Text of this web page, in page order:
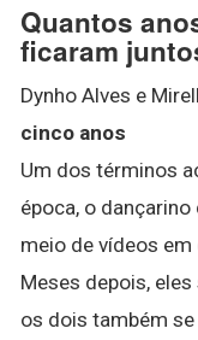
Quantos
ficaram
Dynho Alves e
cinco anos
Um dos términos
época, o
meio de vídeos
Meses depois,
os dois também se